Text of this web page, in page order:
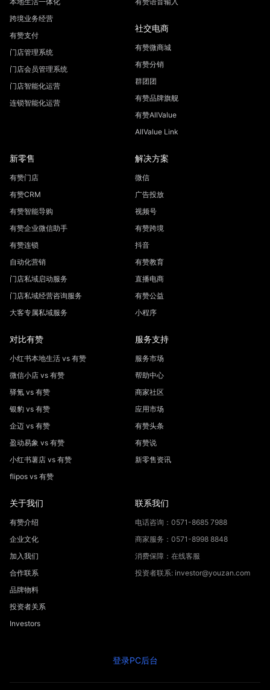
跨境业务经营
有赞支付
门店管理系统
门店会员管理系统
门店智能化运营
连锁智能化运营
社交电商
有赞微商城
有赞分销
群团团
有赞品牌旗舰
有赞AllValue
AllValue Link
新零售
有赞门店
有赞CRM
有赞智能导购
有赞企业微信助手
有赞连锁
自动化营销
门店私域启动服务
门店私域经营咨询服务
大客专属私域服务
解决方案
微信
广告投放
视频号
有赞跨境
抖音
有赞教育
直播电商
有赞公益
小程序
对比有赞
小红书本地生活 vs 有赞
微信小店 vs 有赞
驿氪 vs 有赞
银豹 vs 有赞
企迈 vs 有赞
盈动易象 vs 有赞
小红书薯店 vs 有赞
flipos vs 有赞
服务支持
服务市场
帮助中心
商家社区
应用市场
有赞头条
有赞说
新零售资讯
关于我们
有赞介绍
企业文化
加入我们
合作联系
品牌物料
投资者关系
Investors
联系我们
电话咨询：0571-8685 7988
商家服务：0571-8998 8848
消费保障：在线客服
投资者联系: investor@youzan.com
登录PC后台